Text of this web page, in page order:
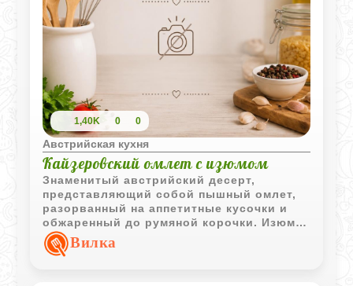
1,40K 0 0
Австрийская кухня
Кайзеровский омлет с изюмом
Знаменитый австрийский десерт,
представляющий собой пышный омлет,
разорванный на аппетитные кусочки и
обжаренный до румяной корочки. Изюм и
корица придают ему особый домашний
аромат.Вилка